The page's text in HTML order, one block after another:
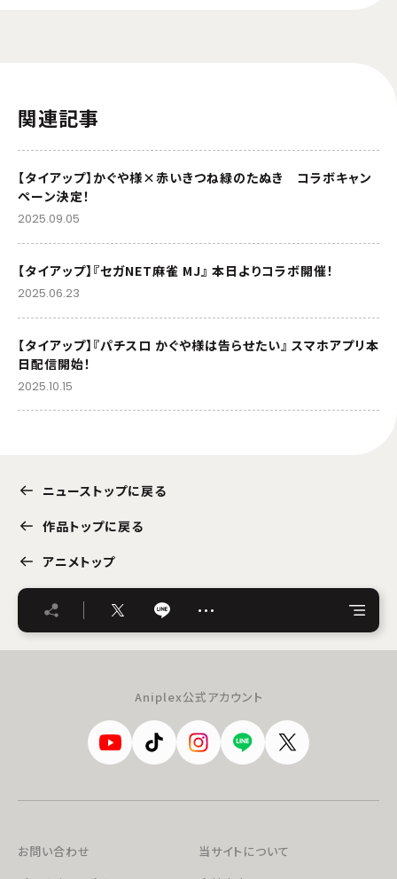
関連記事
【タイアップ】かぐや様×赤いきつね緑のたぬき コラボキャン
ペーン決定！
2025.09.05
【タイアップ】『セガNET麻雀 MJ』 本日よりコラボ開催！
2025.06.23
【タイアップ】『パチスロ かぐや様は告らせたい』 スマホアプリ本
日配信開始！
2025.10.15
ニューストップに戻る
作品トップに戻る
アニメトップ
…
Aniplex公式アカウント
お問い合わせ
当サイトについて